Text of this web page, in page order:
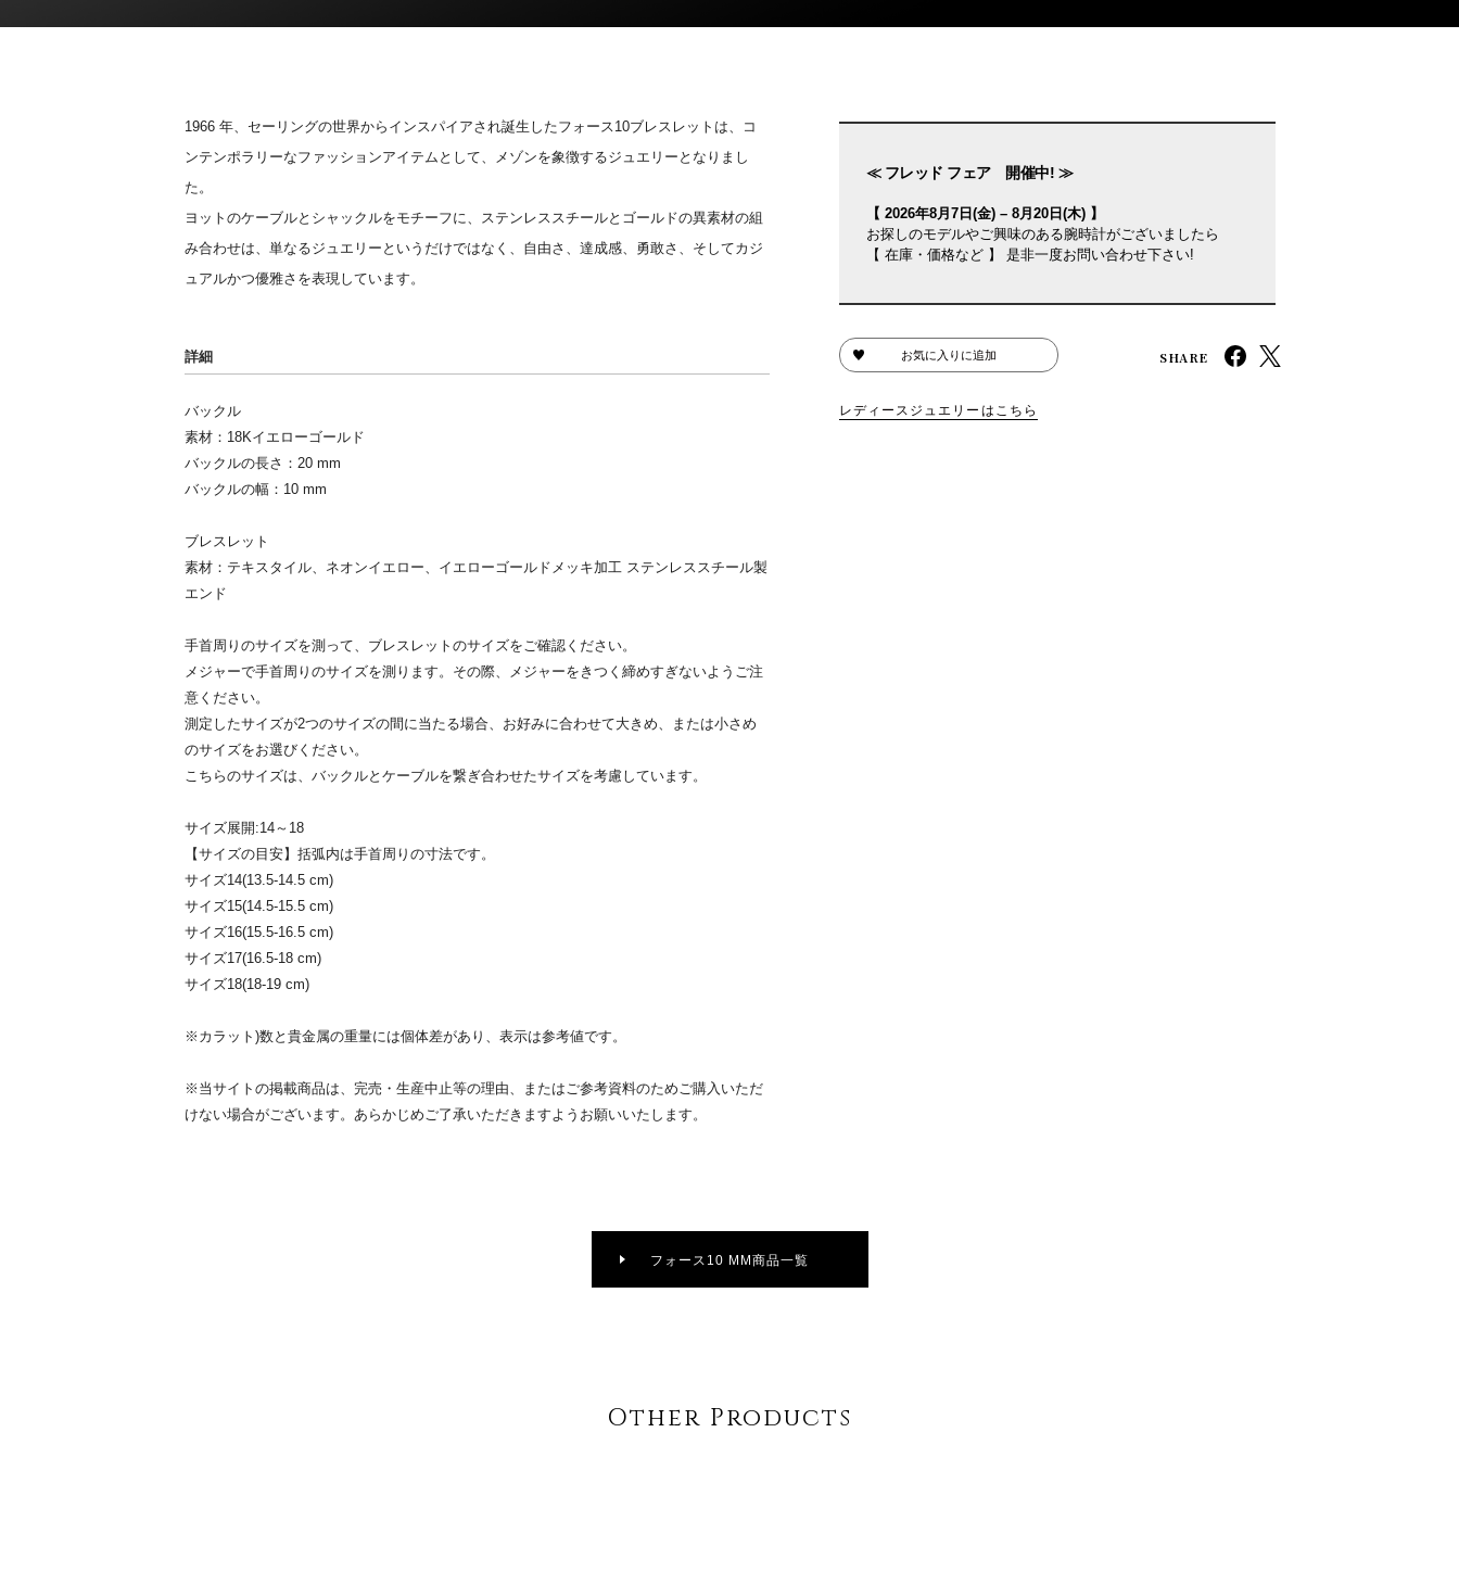
1966 年、セーリングの世界からインスパイアされ誕生したフォース10ブレスレットは、コ
ンテンポラリーなファッションアイテムとして、メゾンを象徴するジュエリーとなりまし
た。
ヨットのケーブルとシャックルをモチーフに、ステンレススチールとゴールドの異素材の組
み合わせは、単なるジュエリーというだけではなく、自由さ、達成感、勇敢さ、そしてカジ
ュアルかつ優雅さを表現しています。
詳細
バックル
素材：18Kイエローゴールド
バックルの長さ：20 mm
バックルの幅：10 mm
ブレスレット
素材：テキスタイル、ネオンイエロー、イエローゴールドメッキ加工 ステンレススチール製
エンド
手首周りのサイズを測って、ブレスレットのサイズをご確認ください。
メジャーで手首周りのサイズを測ります。その際、メジャーをきつく締めすぎないようご注
意ください。
測定したサイズが2つのサイズの間に当たる場合、お好みに合わせて大きめ、または小さめ
のサイズをお選びください。
こちらのサイズは、バックルとケーブルを繋ぎ合わせたサイズを考慮しています。
サイズ展開:14～18
【サイズの目安】括弧内は手首周りの寸法です。
サイズ14(13.5-14.5 cm)
サイズ15(14.5-15.5 cm)
サイズ16(15.5-16.5 cm)
サイズ17(16.5-18 cm)
サイズ18(18-19 cm)
※カラット)数と貴金属の重量には個体差があり、表示は参考値です。
※当サイトの掲載商品は、完売・生産中止等の理由、またはご参考資料のためご購入いただ
けない場合がございます。あらかじめご了承いただきますようお願いいたします。
≪ フレッド フェア 開催中! ≫
【 2026年8月7日(金) – 8月20日(木) 】
お探しのモデルやご興味のある腕時計がございましたら
【 在庫・価格など 】 是非一度お問い合わせ下さい!
お気に入りに追加 SHARE
レディースジュエリーはこちら
フォース10 MM商品一覧
Other Products